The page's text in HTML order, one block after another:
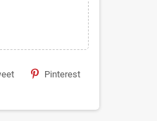
Pinterest